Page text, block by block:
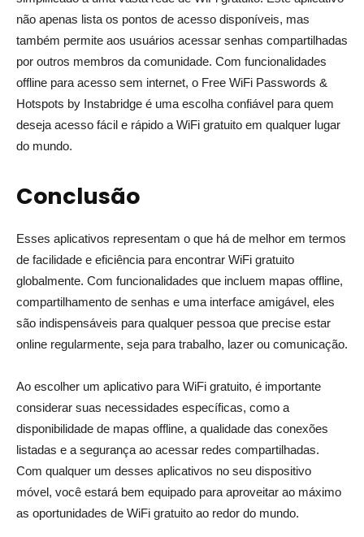
não apenas lista os pontos de acesso disponíveis, mas
também permite aos usuários acessar senhas compartilhadas
por outros membros da comunidade. Com funcionalidades
offline para acesso sem internet, o Free WiFi Passwords &
Hotspots by Instabridge é uma escolha confiável para quem
deseja acesso fácil e rápido a WiFi gratuito em qualquer lugar
do mundo.
Conclusão
Esses aplicativos representam o que há de melhor em termos
de facilidade e eficiência para encontrar WiFi gratuito
globalmente. Com funcionalidades que incluem mapas offline,
compartilhamento de senhas e uma interface amigável, eles
são indispensáveis para qualquer pessoa que precise estar
online regularmente, seja para trabalho, lazer ou comunicação.
Ao escolher um aplicativo para WiFi gratuito, é importante
considerar suas necessidades específicas, como a
disponibilidade de mapas offline, a qualidade das conexões
listadas e a segurança ao acessar redes compartilhadas.
Com qualquer um desses aplicativos no seu dispositivo
móvel, você estará bem equipado para aproveitar ao máximo
as oportunidades de WiFi gratuito ao redor do mundo.